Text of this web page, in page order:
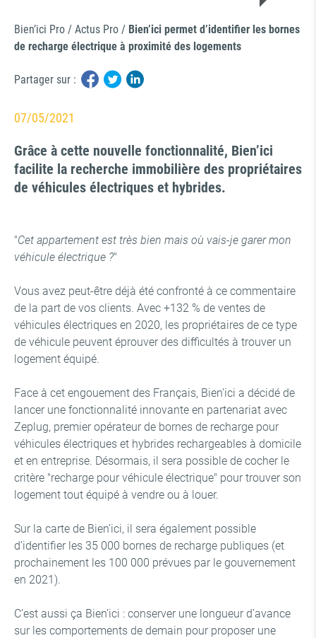
Bien’ici Pro / Actus Pro / Bien’ici permet d’identifier les bornes
de recharge électrique à proximité des logements
Partager sur :
07/05/2021
Grâce à cette nouvelle fonctionnalité, Bien’ici
facilite la recherche immobilière des propriétaires
de véhicules électriques et hybrides.
"Cet appartement est très bien mais où vais-je garer mon
véhicule électrique ?"
Vous avez peut-être déjà été confronté à ce commentaire
de la part de vos clients. Avec +132 % de ventes de
véhicules électriques en 2020, les propriétaires de ce type
de véhicule peuvent éprouver des difficultés à trouver un
logement équipé.
Face à cet engouement des Français, Bien’ici a décidé de
lancer une fonctionnalité innovante en partenariat avec
Zeplug, premier opérateur de bornes de recharge pour
véhicules électriques et hybrides rechargeables à domicile
et en entreprise. Désormais, il sera possible de cocher le
critère "recharge pour véhicule électrique" pour trouver son
logement tout équipé à vendre ou à louer.
Sur la carte de Bien’ici, il sera également possible
d’identifier les 35 000 bornes de recharge publiques (et
prochainement les 100 000 prévues par le gouvernement
en 2021).
C’est aussi ça Bien’ici : conserver une longueur d’avance
sur les comportements de demain pour proposer une